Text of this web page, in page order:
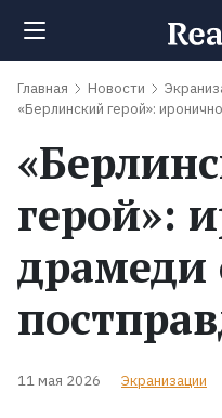
Поиск
Новости
Рейтинги
Книги
Экранизации
Главная Новости
«Берлинский герой»:
герой»:
драмеди
11 мая 2026 Экранизации